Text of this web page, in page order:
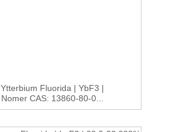
Ytterbium Fluorida | YbF3 |
Nomer CAS: 13860-80-0...